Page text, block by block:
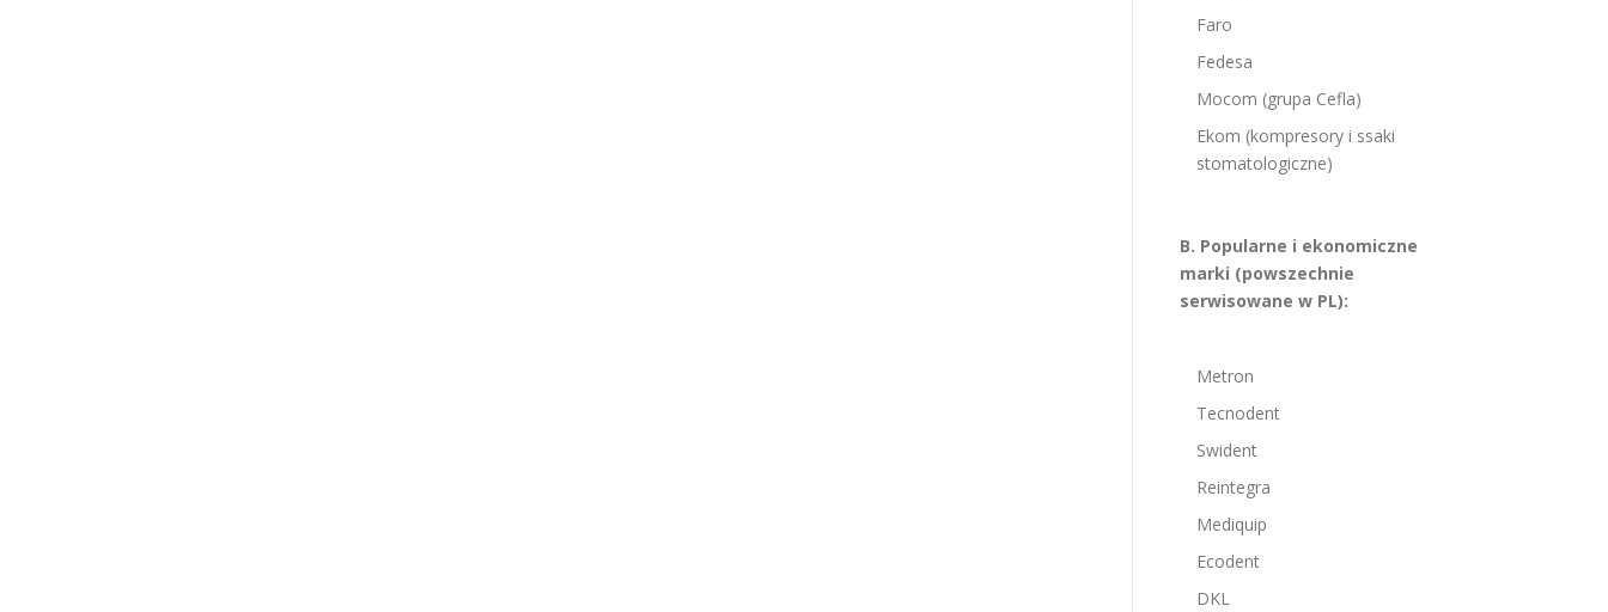
Faro
Fedesa
Mocom (grupa Cefla)
Ekom (kompresory i ssaki
stomatologiczne)
B. Popularne i ekonomiczne
marki (powszechnie
serwisowane w PL):
Metron
Tecnodent
Swident
Reintegra
Mediquip
Ecodent
DKL